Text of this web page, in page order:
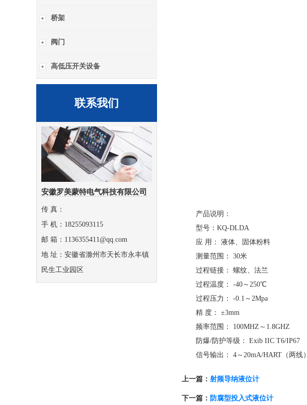
桥架
阀门
高低压开关设备
联系我们
安徽罗美蒙特电气科技有限公司
传 真：
手 机：18255093115
邮 箱：1136355411@qq.com
地 址：安徽省滁州市天长市永丰镇
民生工业园区
产品说明：
型号：KQ-DLDA
应 用： 液体、固体粉料
测量范围： 30米
过程链接： 螺纹、法兰
过程温度： -40～250℃
过程压力： -0.1～2Mpa
精 度： ±3mm
频率范围： 100MHZ～1.8GHZ
防爆/防护等级： Exib IIC T6/IP67
信号输出： 4～20mA/HART（两线）
上一篇： 射频导纳液位计
下一篇： 防腐型投入式液位计